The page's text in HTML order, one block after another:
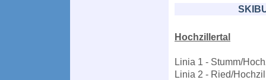
Hochzillertal
Linia 1 - Stumm/
Linia 2 - Ried/